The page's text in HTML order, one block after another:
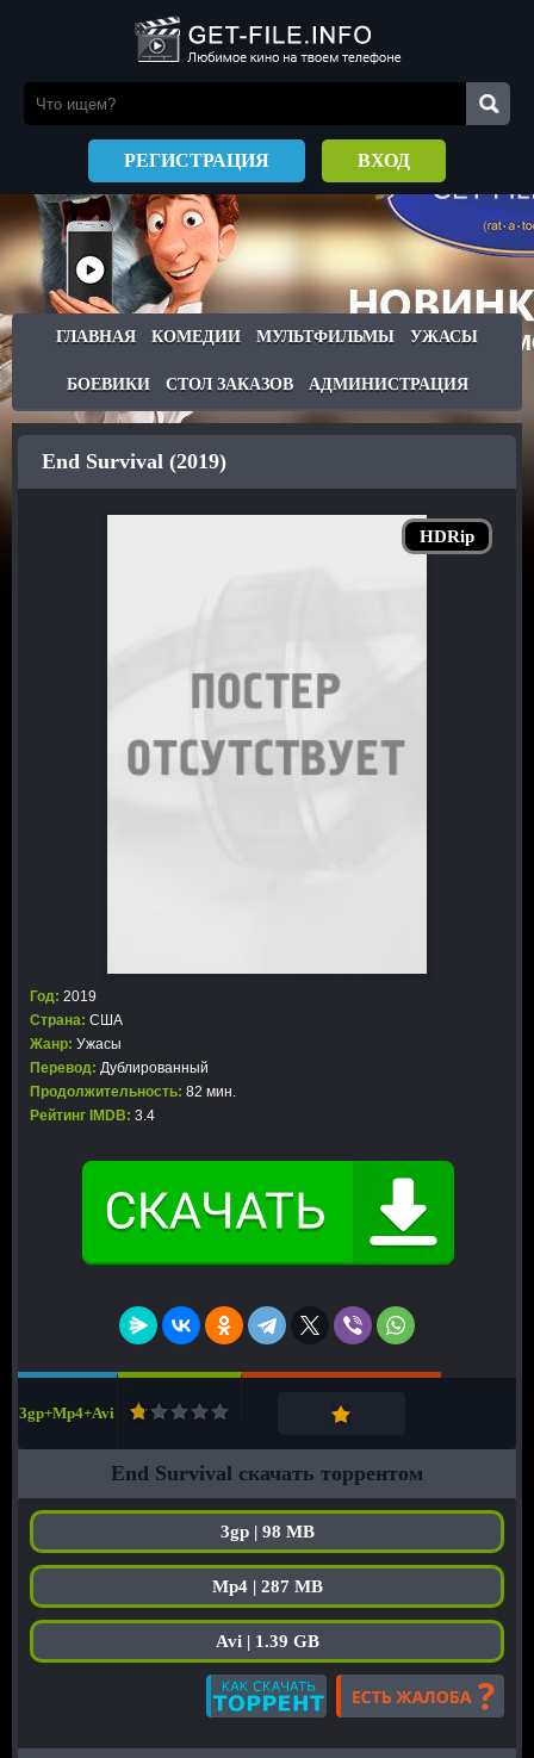
РЕГИСТРАЦИЯ ВХОД
ГЛАВНАЯ КОМЕДИИ МУЛЬТФИЛЬМЫ УЖАСЫ
БОЕВИКИ СТОЛ ЗАКАЗОВ АДМИНИСТРАЦИЯ
HDRip
End Survival (2019)
Год: 2019
Страна: США
Жанр: Ужасы
Перевод: Дублированный
Продолжительность: 82 мин.
Рейтинг IMDB: 3.4
3gp+Mp4+Avi
End Survival скачать торрентом
3gp | 98 MB
Mp4 | 287 MB
Avi | 1.39 GB